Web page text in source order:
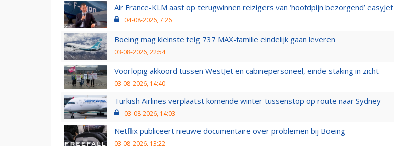
Air France-KLM aast op terugwinnen reizigers van ‘hoofdpijn bezorgend’ easyJet
04-08-2026, 7:26
Boeing mag kleinste telg 737 MAX-familie eindelijk gaan leveren
03-08-2026, 22:54
Voorlopig akkoord tussen WestJet en cabinepersoneel, einde staking in zicht
03-08-2026, 14:40
Turkish Airlines verplaatst komende winter tussenstop op route naar Sydney
03-08-2026, 14:03
Netflix publiceert nieuwe documentaire over problemen bij Boeing
03-08-2026, 13:22